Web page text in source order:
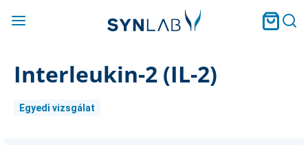
Interleukin-2 (IL-2)
Egyedi vizsgálat